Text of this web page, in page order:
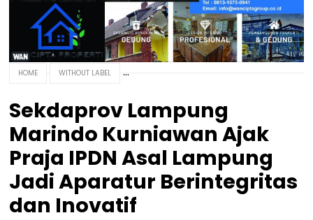
HOME WITHOUT LABEL
Sekdaprov Lampung
Marindo Kurniawan Ajak
Praja IPDN Asal Lampung
Jadi Aparatur Berintegritas
dan Inovatif